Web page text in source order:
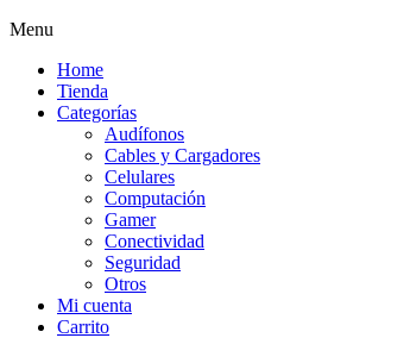
Menu
Home
Tienda
Categorías
Audífonos
Cables y Cargadores
Celulares
Computación
Gamer
Conectividad
Seguridad
Otros
Mi cuenta
Carrito